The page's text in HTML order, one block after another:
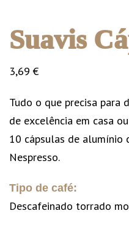
Suavis
3,69€
Tudo o que precisa para
de excelência em casa
10 cápsulas de alumínio
Nespresso.
Tipo de café:
Descafeinado torrado